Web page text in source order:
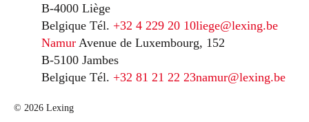
B-4000 Liège
Belgique Tél. +32 4 229 20 10liege@lexing.be
Namur Avenue de Luxembourg, 152
B-5100 Jambes
Belgique Tél. +32 81 21 22 23namur@lexing.be
© 2026 Lexing